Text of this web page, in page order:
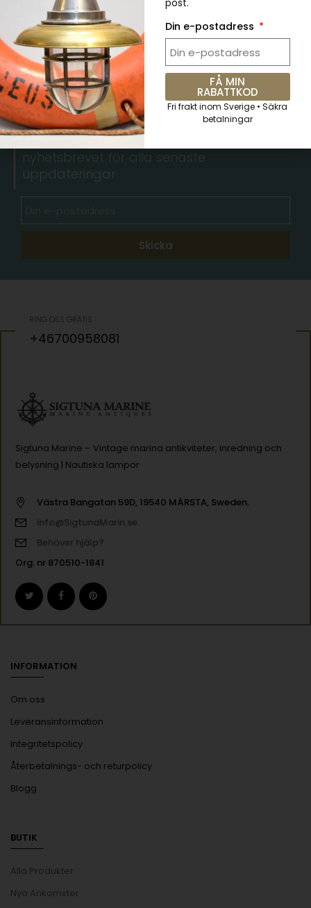
5 % RABATT. Kupongkod:
QKWCM2KC
Prenumerera på det veckovisa
nyhetsbrevet för alla senaste
uppdateringar
Skicka
RING OSS GRATIS
+46700958081
Sigtuna Marine – Vintage marina antikviteter, inredning och
belysning | Nautiska lampor
Västra Bangatan 59D, 19540 MÄRSTA, Sweden.
info@SigtunaMarin.se
Behöver hjälp?
Org. nr 870510-1841
INFORMATION
Om oss
Leveransinformation
Integritetspolicy
Återbetalnings- och returpolicy
Blogg
BUTIK
Alla Produkter
Nya Ankomster
Din e-postadress
FÅ MIN
RABATTKOD
Fri frakt inom Sverige • Säkra
betalningar